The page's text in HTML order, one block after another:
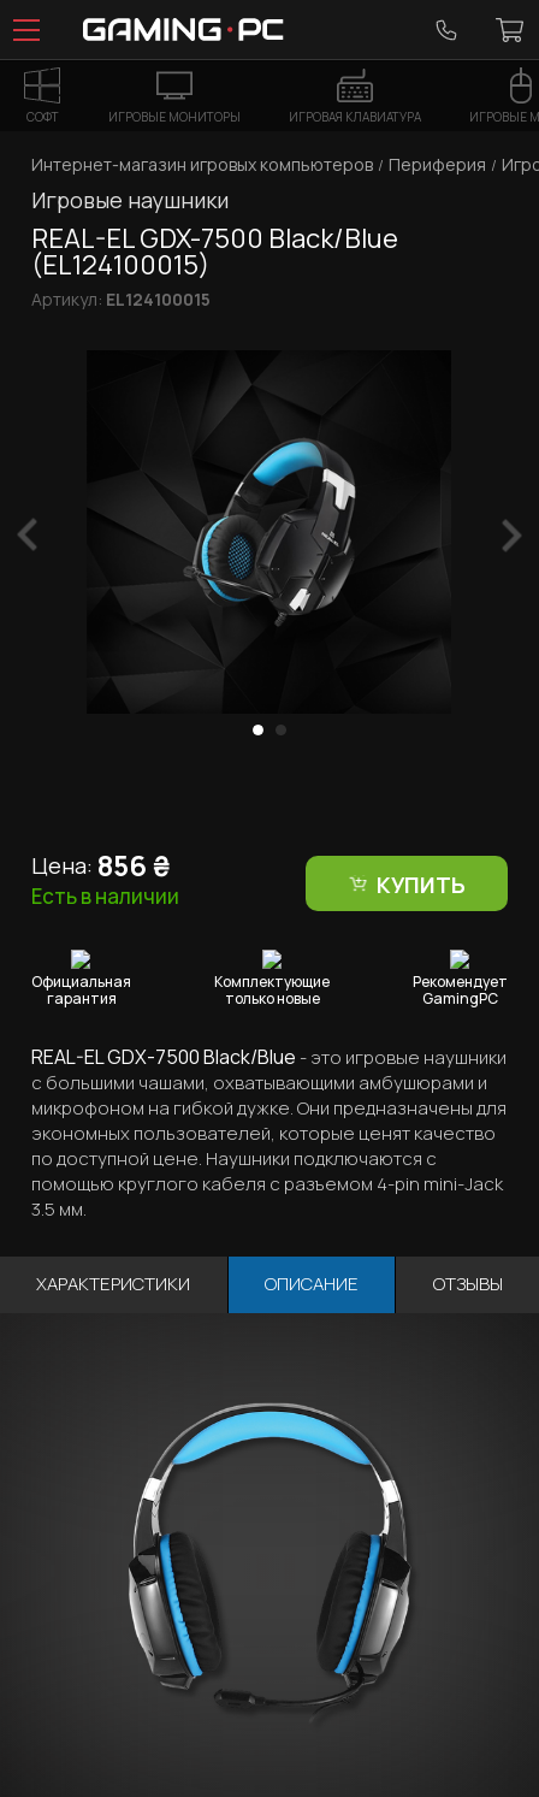
СОФТ ИГРОВЫЕ МОНИТОРЫ ИГРОВАЯ КЛАВИАТУРА ИГРОВЫЕ
Интернет-магазин игровых компьютеров Периферия
Игровые наушники
REAL-EL GDX-7500 Black/Blue
(EL124100015)
Артикул: EL124100015
REAL-EL GDX-7500 Black/Blue - это игровые наушники
с большими чашами, охватывающими амбушюрами и
микрофоном на гибкой дужке. Они предназначены для
экономных пользователей, которые ценят качество
по доступной цене. Наушники подключаются с
помощью круглого кабеля с разъемом 4-pin mini-Jack
3.5 мм.
Официальная
гарантия
Комплектующие
только новые
Рекомендует
GamingPC
Цена: 856₴
Есть в наличии КУПИТЬ
ХАРАКТЕРИСТИКИ ОПИСАНИЕ ОТЗЫВЫ